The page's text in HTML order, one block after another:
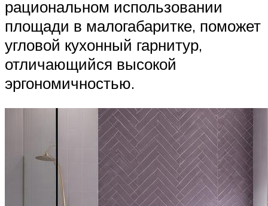
рациональном использовании
площади в малогабаритке, поможет
угловой кухонный гарнитур,
отличающийся высокой
эргономичностью.